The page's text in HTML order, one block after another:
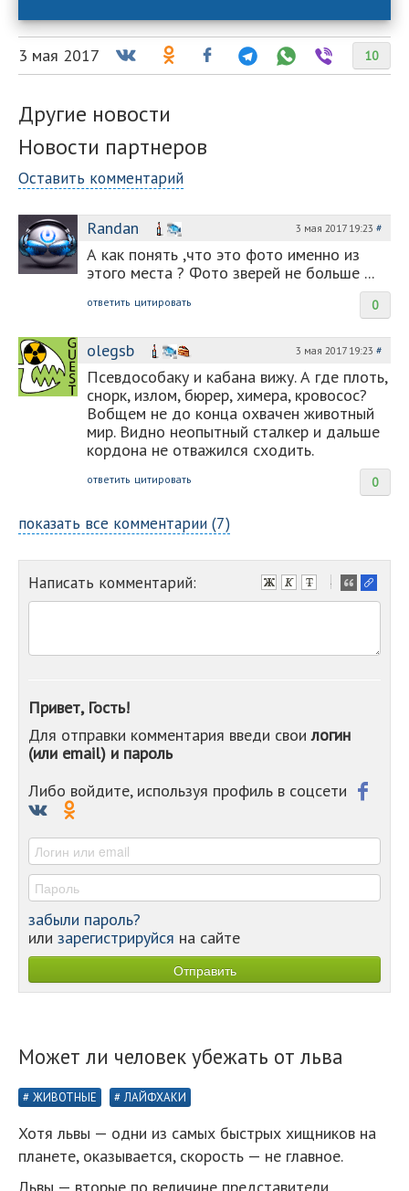
10
3 мая 2017
Другие новости
Новости партнеров
Оставить комментарий
Randan 3 мая 2017 19:23 #
А как понять ,что это фото именно из
этого места ? Фото зверей не больше ...
0
ответить цитировать
olegsb 3 мая 2017 19:23 #
Псевдособаку и кабана вижу. А где плоть,
снорк, излом, бюрер, химера, кровосос?
Вобщем не до конца охвачен животный
мир. Видно неопытный сталкер и дальше
кордона не отважился сходить.
0
ответить цитировать
показать все комментарии (7)
Написать комментарий:
-
-
-
-
-
Привет, Гость!
Для отправки комментария введи своилогин
(или email) и пароль
Либо войдите, используя профиль в соцсети
забыли пароль?
или зарегистрируйся на сайте
Может ли человек убежать от льва
ЖИВОТНЫЕ ЛАЙФХАКИ
Хотя львы — одни из самых быстрых хищников на
планете, оказывается, скорость — не главное.